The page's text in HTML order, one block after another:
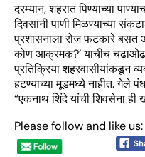
दरम्यान, शहरात पिण्याच्या
दिवसांनी पाणी मिळण्याच्या
प्रशासनाला रोज फटकारे बसत
कोण आक्रमक?’ याचीच चढाओढ
प्रतिक्रिया शहरवासीयांकडून
हटण्याच्या मूडमध्ये नाहीत. गेले
“एकनाथ शिंदे यांची शिवसेना
Please follow and like us: